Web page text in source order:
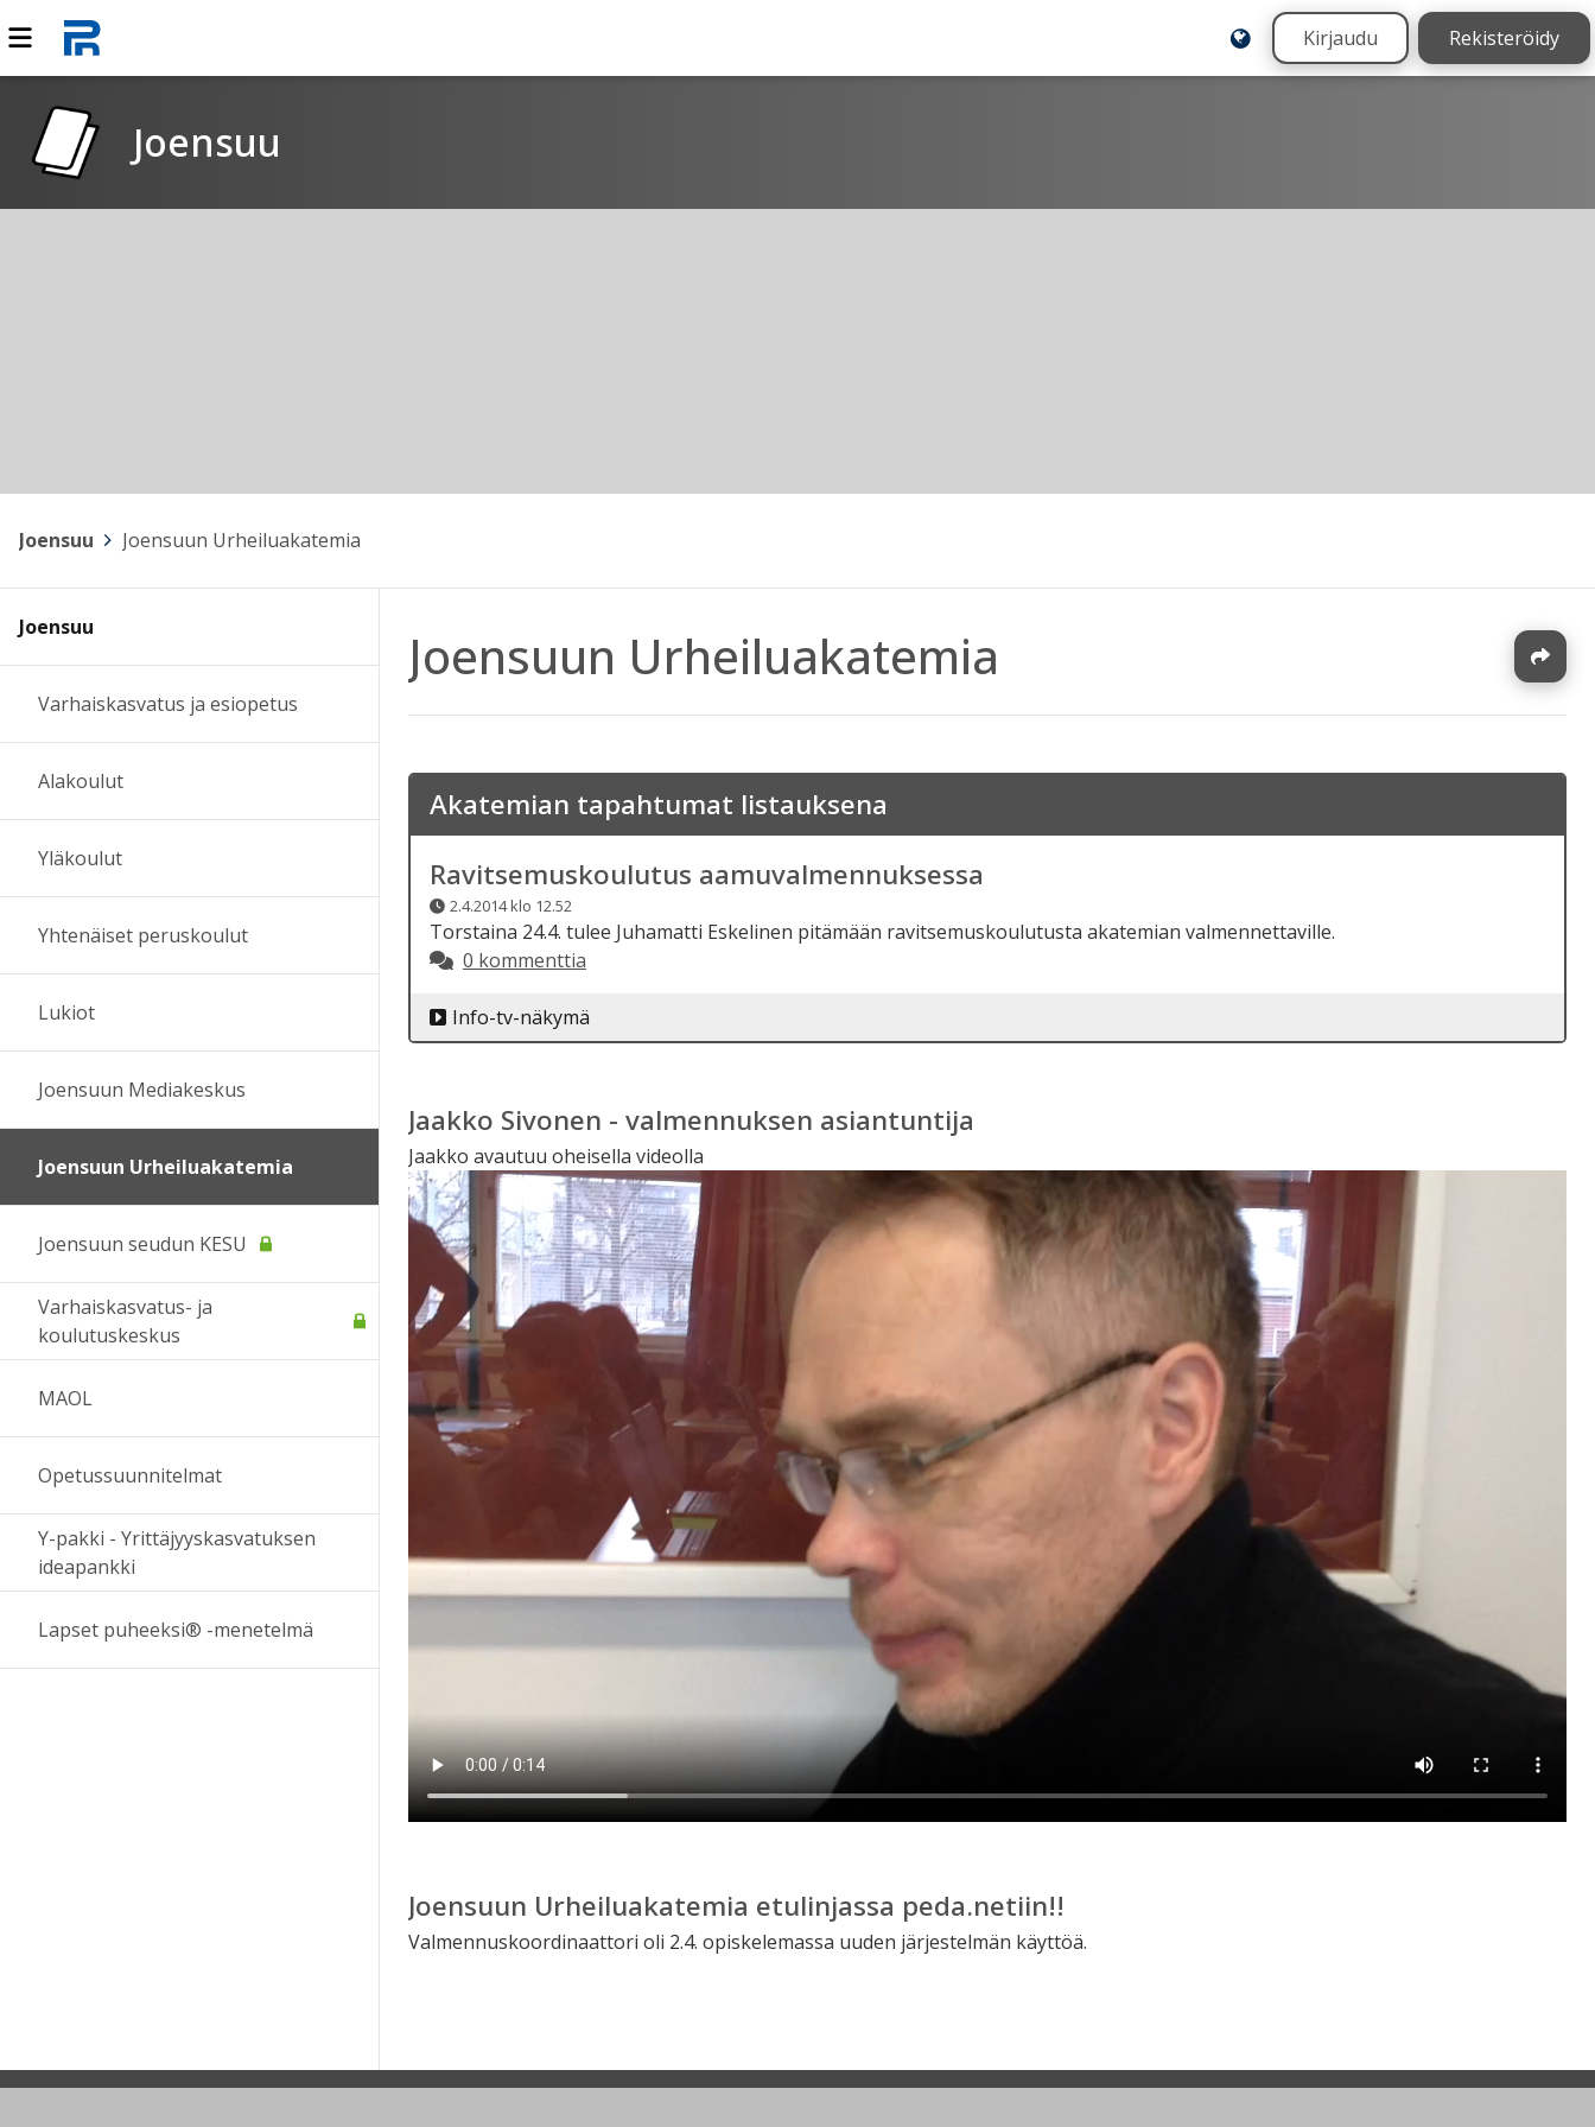
Kirjaudu Rekisteröidy
Joensuu
Joensuu Joensuun Urheiluakatemia
Joensuun Urheiluakatemia
Akatemian tapahtumat listauksena
Ravitsemuskoulutus aamuvalmennuksessa
2.4.2014 klo 12.52
Torstaina 24.4. tulee Juhamatti Eskelinen pitämään ravitsemuskoulutusta akatemian valmennettaville.
0 kommenttia
Info-tv-näkymä
Jaakko Sivonen - valmennuksen asiantuntija
Jaakko avautuu oheisella videolla
Joensuun Urheiluakatemia etulinjassa peda.netiin!!
Valmennuskoordinaattori oli 2.4. opiskelemassa uuden järjestelmän käyttöä.
Joensuu
Varhaiskasvatus ja esiopetus
Alakoulut
Yläkoulut
Yhtenäiset peruskoulut
Lukiot
Joensuun Mediakeskus
Joensuun Urheiluakatemia
Joensuun seudun KESU
Varhaiskasvatus- ja
koulutuskeskus
MAOL
Opetussuunnitelmat
Y-pakki - Yrittäjyyskasvatuksen
ideapankki
Lapset puheeksi® -menetelmä